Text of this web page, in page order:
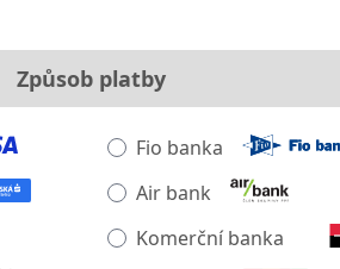
Způsob platby
Fio banka
Air bank
Komerční banka